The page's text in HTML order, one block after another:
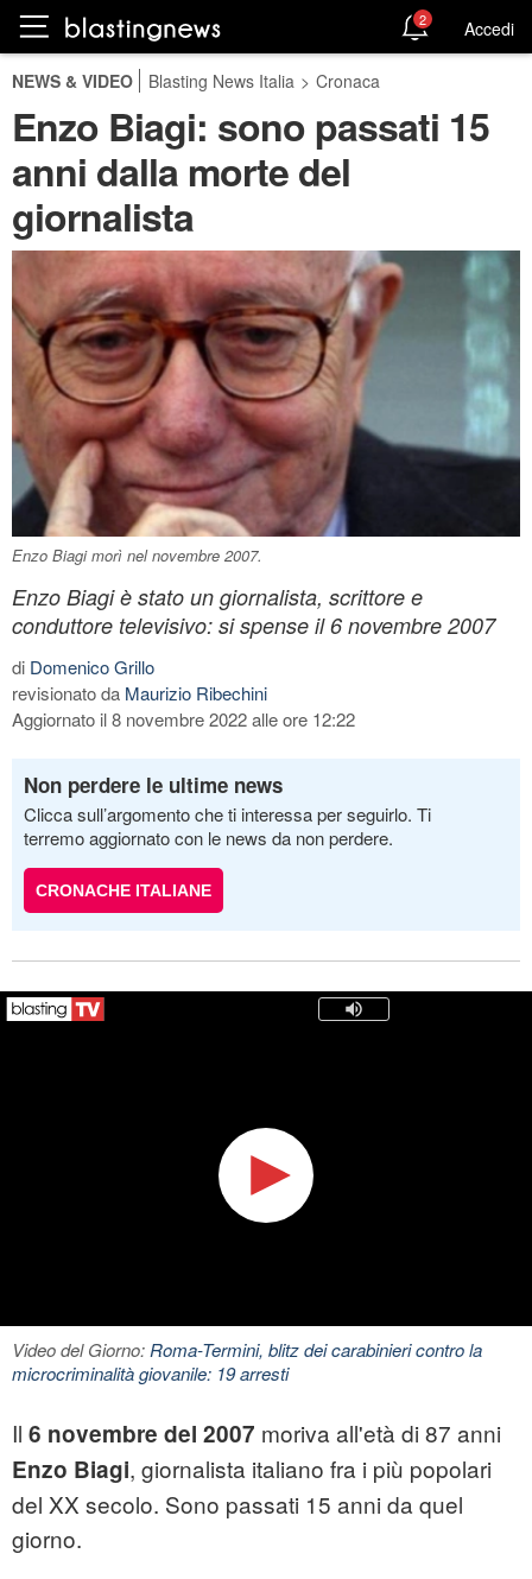
2 Accedi
NEWS & VIDEO Blasting News Italia > Cronaca
Enzo Biagi: sono passati 15
anni dalla morte del
giornalista
Enzo Biagi morì nel novembre 2007.
Enzo Biagi è stato un giornalista, scrittore e
conduttore televisivo: si spense il 6 novembre 2007
di Domenico Grillo
revisionato da Maurizio Ribechini
Aggiornato il 8 novembre 2022 alle ore 12:22
Non perdere le ultime news
Clicca sull’argomento che ti interessa per seguirlo. Ti
terremo aggiornato con le news da non perdere.
CRONACHE ITALIANE
Video del Giorno:Roma-Termini, blitz dei carabinieri contro la
microcriminalità giovanile: 19 arresti
Il 6 novembre del 2007 moriva all'età di 87 anni
Enzo Biagi, giornalista italiano fra i più popolari
del XX secolo. Sono passati 15 anni da quel
giorno.